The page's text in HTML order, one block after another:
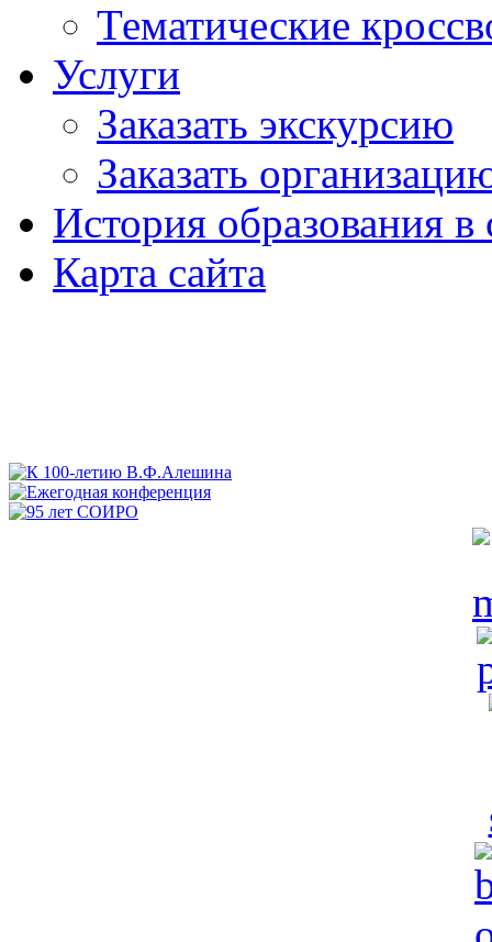
Тематические
Услуги
Заказать экскурсию
Заказать
История образования в
Карта сайта